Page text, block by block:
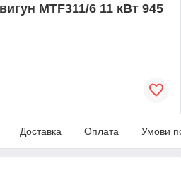
MTF311/6 11 кВт 945
Доставка Оплата Умови